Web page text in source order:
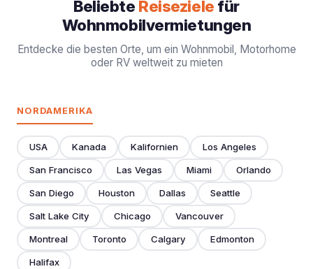
Beliebte Reiseziele für
Wohnmobilvermietungen
Entdecke die besten Orte, um ein Wohnmobil, Motorhome
oder RV weltweit zu mieten
NORDAMERIKA
USA Kanada Kalifornien Los Angeles
San Francisco Las Vegas Miami Orlando
San Diego Houston Dallas Seattle
Salt Lake City Chicago Vancouver
Montreal Toronto Calgary Edmonton
Halifax